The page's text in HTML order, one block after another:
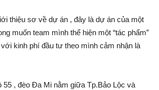
thiệu sơ về dự án , đây là dự án của một
muốn team mình thể hiện một “tác phẩm”
kinh phí đầu tư theo mình cảm nhận là
55 , đèo Đa Mi nằm giữa Tp.Bảo Lộc và